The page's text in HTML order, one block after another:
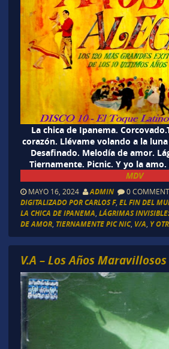
La chica de Ipanema.
corazón. Llévame volando a la
Desafinado. Melodía de amor.
Tiernamente. Picnic. Y yo la
MDV
MAYO 16, 2024 ADMIN 0
DIGITALIZADO POR CARLOS F, EL FIN DEL
LA CHICA DE IPANEMA LÁGRIMAS
DE AMOR, TIERNAMENTE PIC NIC, V/A Y
V.A – Los Años